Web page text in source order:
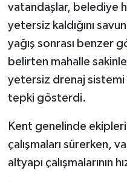
vatandaşlar, belediye
yetersiz kaldığını
yağış sonrası benzer
belirten mahalle
yetersiz drenaj sistemi
tepki gösterdi.
Kent genelinde
çalışmaları sürerken,
altyapı çalışmalarının